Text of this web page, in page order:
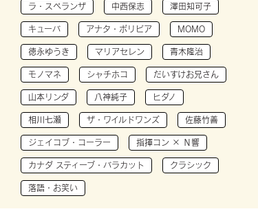
ラ・スペランザ 中西保志 澤田知可子
キューバ アナタ・ボリビア MOMO
徳永ゆうき マリアセレン 青木隆治
モノマネ シャチホコ だいすけお兄さん
山本リンダ 八神純子 ヒダノ
相川七瀬 ザ・ワイルドワンズ 佐藤竹善
ジェイコブ・コーラー 指揮コン × Ｎ響
カナダ スティーブ・バラカット クラシック
落語・お笑い